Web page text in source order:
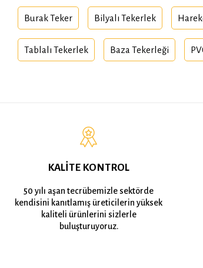
Burak Teker Bilyalı Tekerlek
Tablalı Tekerlek Baza Tekerleği
KALİTE KONTROL
50 yılı aşan tecrübemizle sektörde
kendisini kanıtlamış üreticilerin yüksek
kaliteli ürünlerini sizlerle
buluşturuyoruz.